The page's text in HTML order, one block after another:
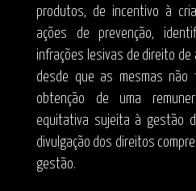
produtos, de incentivo à
ações de prevenção,
infrações lesivas de direito
desde que as mesmas não
obtenção de uma
equitativa sujeita à gestão
divulgação dos direitos
gestão.